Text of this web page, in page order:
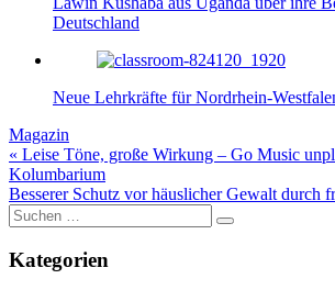
Deutschland
Neue Lehrkräfte für Nordrhein-
Magazin
Beitragsnavigation
« Leise Töne, große Wirkung – Go Music
Kolumbarium
Besserer Schutz vor häuslicher Gewalt durch
Suche
nach:
Kategorien